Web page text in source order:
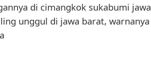
di cimangkok sukabumi jawa
unggul di jawa barat, warnanya